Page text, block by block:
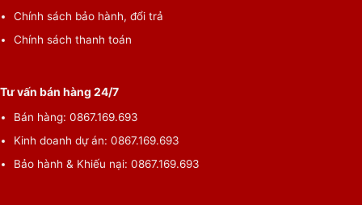
Chính sách bảo hành, đổi trả
Chính sách thanh toán
Tư vấn bán hàng 24/7
Bán hàng: 0867.169.693
Kinh doanh dự án: 0867.169.693
Bảo hành & Khiếu nại: 0867.169.693